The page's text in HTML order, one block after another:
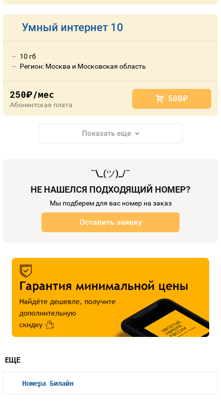
Умный интернет 10
10 гб
Регион: Москва и Московская область
250руб./мес
Абонентская плата
500руб.
Показать еще
¯\_(ツ)_/¯
НЕ НАШЕЛСЯ ПОДХОДЯЩИЙ НОМЕР?
Мы подберем для вас номер на заказ
Оставить заявку
ЕЩЕ
Номера Билайн